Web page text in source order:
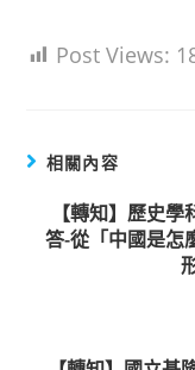
Post Views:
相關內容
【轉知】歷史
答-從「中國是怎